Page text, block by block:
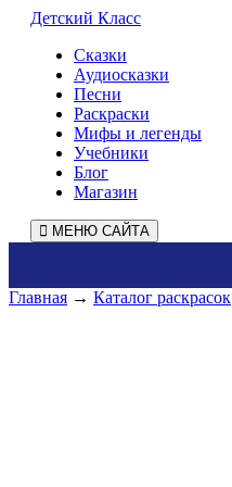
Детский Класс
Сказки
Аудиосказки
Песни
Раскраски
Мифы и легенды
Учебники
Блог
Магазин
МЕНЮ САЙТА
Главная → Каталог раскрасок